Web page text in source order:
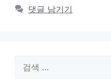
댓글 남기기
색: